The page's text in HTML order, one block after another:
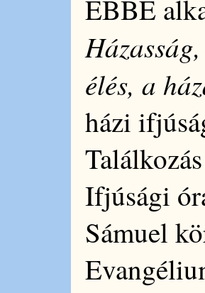
EBBE
élés, a
házi
Ifjúsági
Sámuel